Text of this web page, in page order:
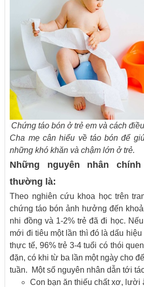
Chứng táo bón ở trẻ em và cách
Cha mẹ cân hiểu về táo bón để
những khó khăn và chậm lớn ở trẻ.
Những nguyên nhân
thường là:
Theo nghiên cứu khoa học trên
chứng táo bón ảnh hưởng đến
nhi đồng và 1-2% trẻ đã đi học.
mới đi tiêu một lần thì đó là dấu
thực tế, 96% trẻ 3-4 tuổi có thói
đặn, có khi từ ba lần một ngày cho
tuần. Một số nguyên nhân dẫn tới
Con bạn ăn thiếu chất xơ, lười